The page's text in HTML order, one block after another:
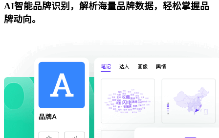
AI智能品牌识别，解析海量品牌数据，轻松掌握品
牌动向。